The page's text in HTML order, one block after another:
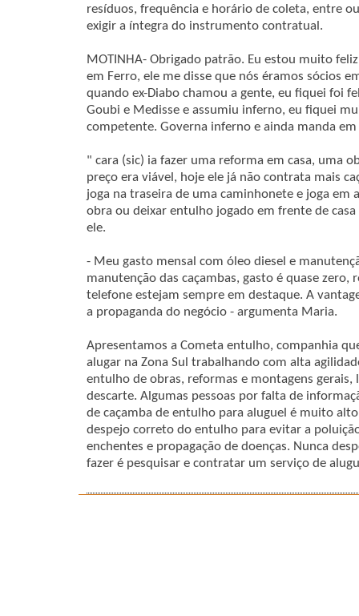
resíduos, frequência e horário de coleta, entre
exigir a íntegra do instrumento contratual.
MOTINHA- Obrigado patrão. Eu estou muito
em Ferro, ele me disse que nós éramos sócios
quando ex-Diabo chamou a gente, eu fiquei foi
Goubi e Medisse e assumiu inferno, eu fiquei
competente. Governa inferno e ainda manda em
" cara (sic) ia fazer uma reforma em casa, uma
preço era viável, hoje ele já não contrata mais
joga na traseira de uma caminhonete e joga em
obra ou deixar entulho jogado em frente de
ele.
- Meu gasto mensal com óleo diesel e
manutenção das caçambas, gasto é quase zero,
telefone estejam sempre em destaque. A
a propaganda do negócio - argumenta Maria.
Apresentamos a Cometa entulho, companhia
alugar na Zona Sul trabalhando com alta
entulho de obras, reformas e montagens
descarte. Algumas pessoas por falta de
de caçamba de entulho para aluguel é muito
despejo correto do entulho para evitar a
enchentes e propagação de doenças. Nunca
fazer é pesquisar e contratar um serviço de